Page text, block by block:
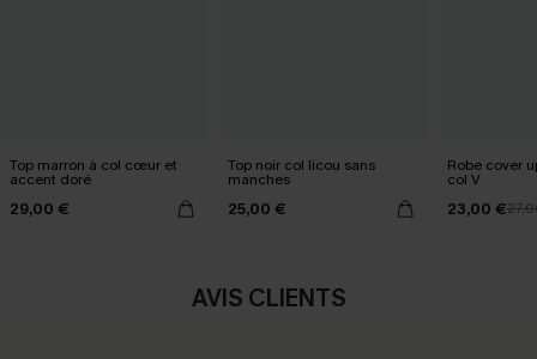
Top marron à col cœur et
accent doré
29,00 €
Top noir col licou sans
manches
25,00 €
Robe cover
col V
23,00 €
AVIS CLIENTS